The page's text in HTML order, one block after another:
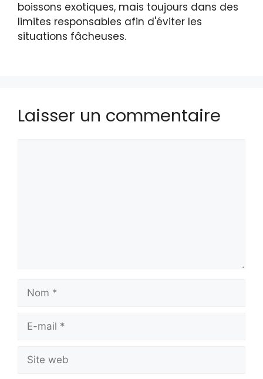
boissons exotiques, mais toujours dans des
limites responsables afin d'éviter les
situations fâcheuses.
Laisser un commentaire